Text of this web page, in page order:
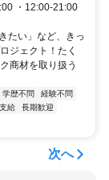
・12:00-21:00
たい」など、きっ
ジェクト！たく
商材を取り扱う
学歴不問
経験不問
給
長期歓迎
次へ